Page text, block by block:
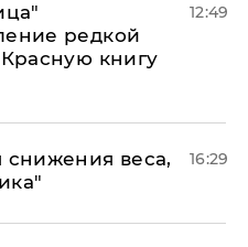
редкой
книгу
12:49
снижения веса,
16:29